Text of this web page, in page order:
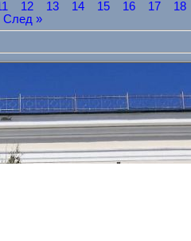
12 13 14 15 16 17 18
След »